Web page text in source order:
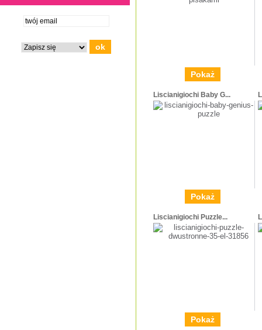
Pokaż
Liscianigiochi Baby G...
Pokaż
Liscianigiochi Puzzle...
Pokaż